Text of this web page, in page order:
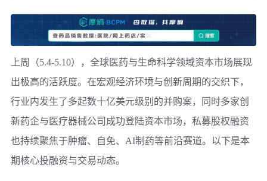
上周（5.4-5.10），全球医药与生命科学领域资本市场展现
出极高的活跃度。在宏观经济环境与创新周期的交织下，
行业内发生了多起数十亿美元级别的并购案，同时多家创
新药企与医疗器械公司成功登陆资本市场，私募股权融资
也持续聚焦于肿瘤、自免、AI制药等前沿赛道。以下是本
期核心投融资与交易动态。